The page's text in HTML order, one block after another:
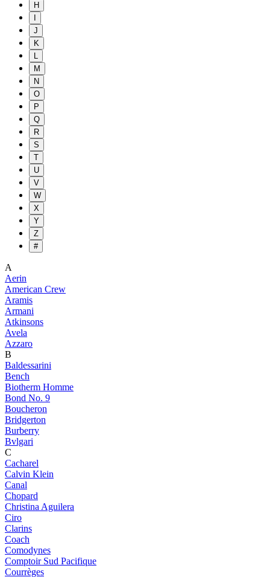
H
J
K
L
M
N
O
P
Q
R
S
T
U
V
W
X
Y
Z
#
A
Aerin
American Crew
Aramis
Armani
Atkinsons
Avela
Azzaro
B
Baldessarini
Bench
Biotherm Homme
Bond No. 9
Boucheron
Bridgerton
Burberry
Bvlgari
C
Cacharel
Calvin Klein
Canal
Chopard
Christina Aguilera
Ciro
Clarins
Coach
Comodynes
Comptoir Sud Pacifique
Courrèges